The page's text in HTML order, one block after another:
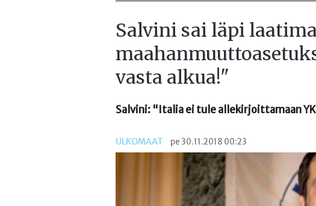
Salvini sai läpi
vasta alkua!"
Salvini: "Italia ei tule allekirjoittamaan
ULKOMAAT pe 30.11.2018 00:23